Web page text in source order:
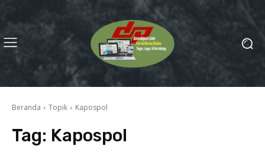
Beranda Topik Kapospol
Tag: Kapospol